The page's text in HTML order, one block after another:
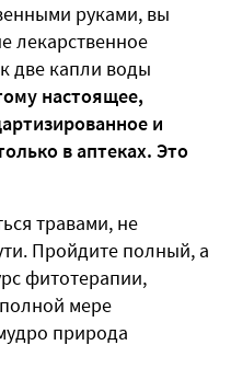
руками, вы
лекарственное
две капли воды
настоящее,
и
в аптеках. Это
травами, не
Пройдите полный, а
фитотерапии,
мере
природа